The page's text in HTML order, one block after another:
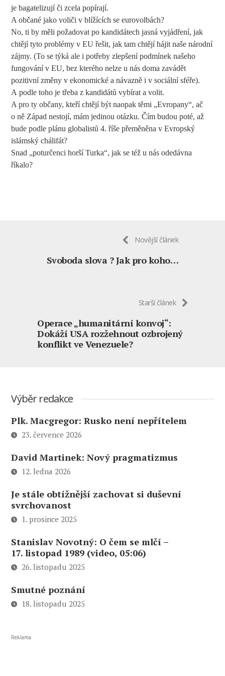
je bagatelizují či zcela popírají.
A občané jako voliči v blížících se eurovolbách?
No, ti by měli požadovat po kandidátech jasná vyjádření, jak
chtějí tyto problémy v EU řešit, jak tam chtějí hájit naše národní
zájmy. (To se týká ale i potřeby zlepšení podmínek našeho
fungování v EU, bez kterého nelze u nás doma zavádět
pozitivní změny v ekonomické a návazně i v sociální sféře).
A podle toho je třeba z kandidátů vybírat a volit.
A pro ty občany, kteří chtějí být naopak těmi „Evropany“, ač
o ně Západ nestojí, mám jedinou otázku. Čím budou poté, až
bude podle plánu globalistů 4. říše přeměněna v Evropský
islámský chálifát?
Snad „poturčenci horší Turka“, jak se též u nás odedávna
říkalo?
Novější článek
Svoboda slova ? Jak pro koho…
Starší článek
Operace „humanitární konvoj“:
Dokáží USA rozžehnout ozbrojený
konflikt ve Venezuele?
Výběr redakce
Plk. Macgregor: Rusko není nepřítelem
23. července 2026
David Martinek: Nový pragmatizmus
12. ledna 2026
Je stále obtížnější zachovat si duševní
svrchovanost
1. prosince 2025
Stanislav Novotný: O čem se mlčí –
17. listopad 1989 (video, 05:06)
26. listopadu 2025
Smutné poznání
18. listopadu 2025
Reklama